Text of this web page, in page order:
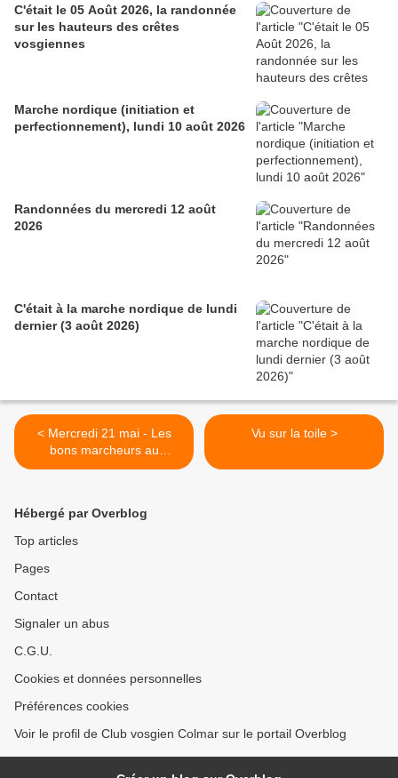
C'était le 05 Août 2026, la randonnée
sur les hauteurs des crêtes
vosgiennes
Marche nordique (initiation et
perfectionnement), lundi 10 août 2026
Randonnées du mercredi 12 août
2026
C'était à la marche nordique de lundi
dernier (3 août 2026)
< Mercredi 21 mai - Les
bons marcheurs au
Kaiserstuhl
Vu sur la toile >
Hébergé par Overblog
Top articles
Pages
Contact
Signaler un abus
C.G.U.
Cookies et données personnelles
Préférences cookies
Voir le profil de Club vosgien Colmar sur le portail Overblog